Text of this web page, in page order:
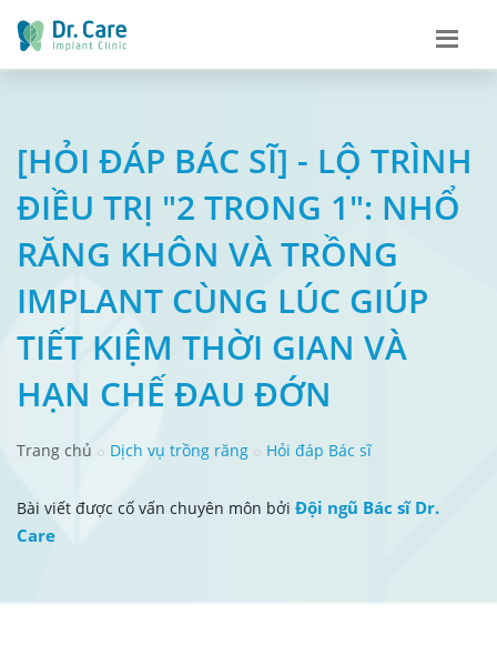
[HỎI ĐÁP BÁC SĨ] - LỘ TRÌNH
ĐIỀU TRỊ "2 TRONG 1": NHỔ
RĂNG KHÔN VÀ TRỒNG
IMPLANT CÙNG LÚC GIÚP
TIẾT KIỆM THỜI GIAN VÀ
HẠN CHẾ ĐAU ĐỚN
Trang chủ Dịch vụ trồng răng Hỏi đáp Bác sĩ
Bài viết được cố vấn chuyên môn bởi Đội ngũ Bác sĩ Dr.
Care